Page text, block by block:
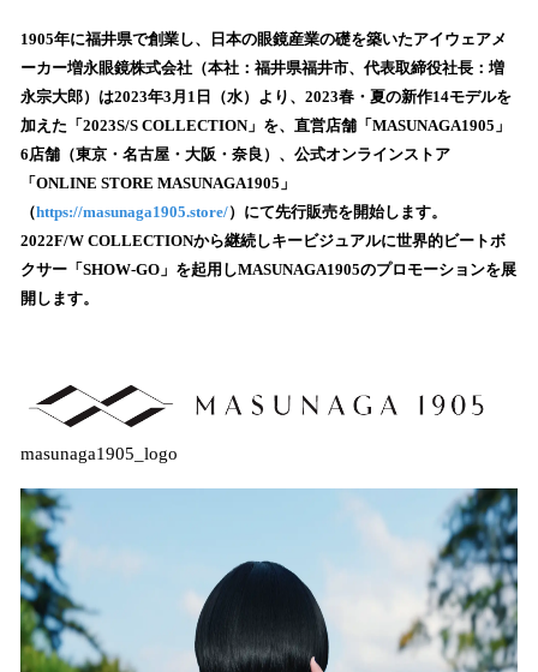
！
数
を
読
込
み
中
で
す
1905年に福井県で創業し、日本の眼鏡産業の礎を築いたアイウェアメ
ーカー増永眼鏡株式会社（本社：福井県福井市、代表取締役社長：増
永宗大郎）は2023年3月1日（水）より、2023春・夏の新作14モデルを
加えた「2023S/S COLLECTION」を、直営店舗「MASUNAGA1905」
6店舗（東京・名古屋・大阪・奈良）、公式オンラインストア
「ONLINE STORE MASUNAGA1905」
（https://masunaga1905.store/）にて先行販売を開始します。
2022F/W COLLECTIONから継続しキービジュアルに世界的ビートボ
クサー「SHOW-GO」を起用しMASUNAGA1905のプロモーションを展
開します。
masunaga1905_logo